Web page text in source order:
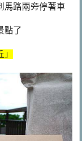
馬路兩旁停著車
點了